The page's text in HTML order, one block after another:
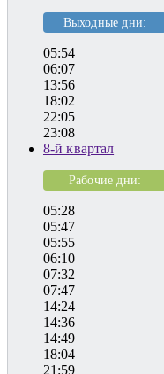
Выходные дни:
05:54
06:07
13:56
18:02
22:05
23:08
8-й квартал
Рабочие дни:
05:28
05:47
05:55
06:10
07:32
07:47
14:24
14:36
14:49
18:04
21:59